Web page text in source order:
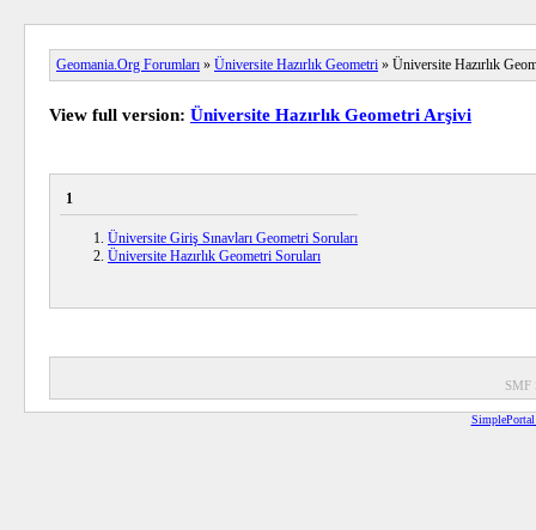
Geomania.Org Forumları » Üniversite Hazırlık Geometri » Üniversite Hazırlık
View full version: Üniversite Hazırlık Geometri Arşivi
1
Üniversite Giriş Sınavları Geometri Soruları
Üniversite Hazırlık Geometri Soruları
SMF